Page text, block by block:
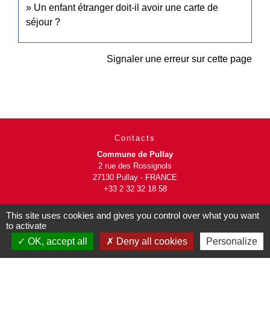
Un enfant étranger doit-il avoir une carte de
séjour ?
Signaler une erreur sur cette page
Contacts
Commune de Pullay
2 rue des Rossignols
27130 Pullay - FRANCE
+33 2 32 32 18 58
Site internet :
This site uses cookies and gives you control over what you want
to activate
OK, accept all
Deny all cookies Personalize